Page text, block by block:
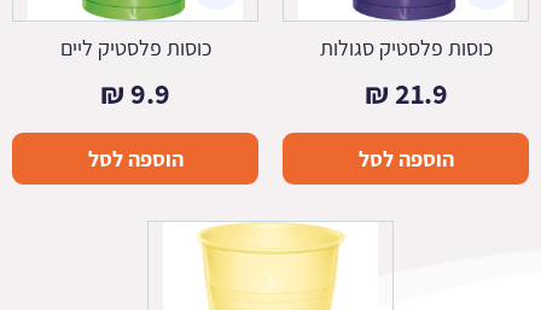
כוסות פלסטיק סגולות
21.9
₪
הוספה לסל
כוסות פלסטיק ליים
9.9
₪
הוספה לסל